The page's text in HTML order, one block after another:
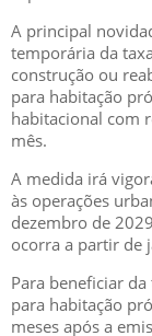
A principal
temporária da
construção ou
para habitação
habitacional com
mês.
A medida irá
às operações
dezembro de
ocorra a partir de
Para beneficiar
para habitação
meses após a